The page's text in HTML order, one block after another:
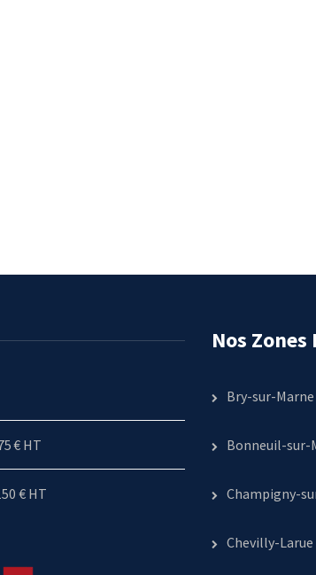
€ HT
€ HT
Nos
Bry-sur-Marne
Bonneuil-sur-
Champigny-
Chevilly-Larue